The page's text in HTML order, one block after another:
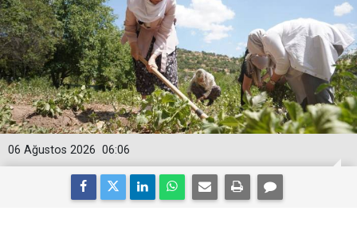
06:06
06 Ağustos 2026